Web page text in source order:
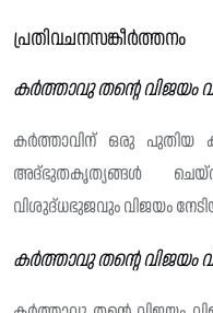
പ്രതിവചനസങ്കീർത്തനം
കർത്താവു തന്റെ വിജയം
കർത്താവിന് ഒരു പുതിയ
അദ്ഭുതകൃത്യങ്ങൾ
വിശുദ്‌ധഭുജവും വിജയം
കർത്താവു തന്റെ വിജയം